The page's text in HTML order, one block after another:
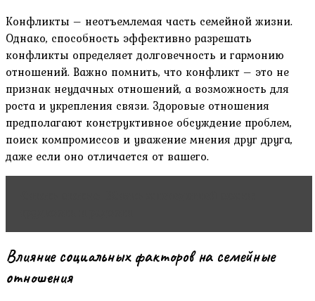
Конфликты – неотъемлемая часть семейной жизни.
Однако‚ способность эффективно разрешать
конфликты определяет долговечность и гармонию
отношений. Важно помнить‚ что конфликт – это не
признак неудачных отношений‚ а возможность для
роста и укрепления связи. Здоровые отношения
предполагают конструктивное обсуждение проблем‚
поиск компромиссов и уважение мнения друг друга‚
даже если оно отличается от вашего.
Влияние социальных факторов на семейные
отношения